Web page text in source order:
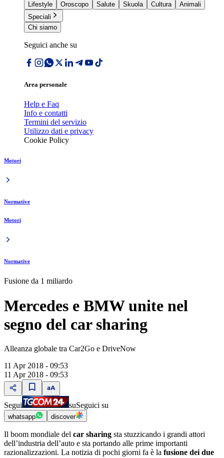
Lifestyle
Oroscopo Salute Skuola Cultura
Animali
Speciali
Chi siamo
Seguici anche su
Area personale
Help e Faq
Info e contatti
Termini del servizio
Utilizzo dati e privacy
Cookie Policy
Motori
Normative
Motori
Normative
Fusione da 1 miliardo
Mercedes e BMW unite nel
segno del car sharing
Alleanza globale tra Car2Go e DriveNow
11 Apr 2018 - 09:53
11 Apr 2018 - 09:53
Segui suSeguici su
whatsapp discover
Il boom mondiale del car sharing sta stuzzicando i grandi attori
dellʼindustria dellʼauto e sta portando alle prime importanti
razionalizzazioni. La notizia di pochi giorni fa è la fusione dei due